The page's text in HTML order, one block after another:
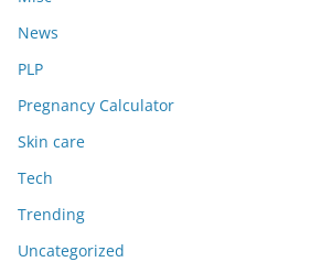
News
PLP
Pregnancy Calculator
Skin care
Tech
Trending
Uncategorized